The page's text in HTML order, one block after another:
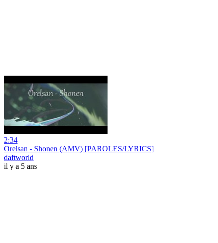
2:34
Orelsan - Shonen (AMV) [PAROLES/LYRICS]
daftworld
il y a 5 ans